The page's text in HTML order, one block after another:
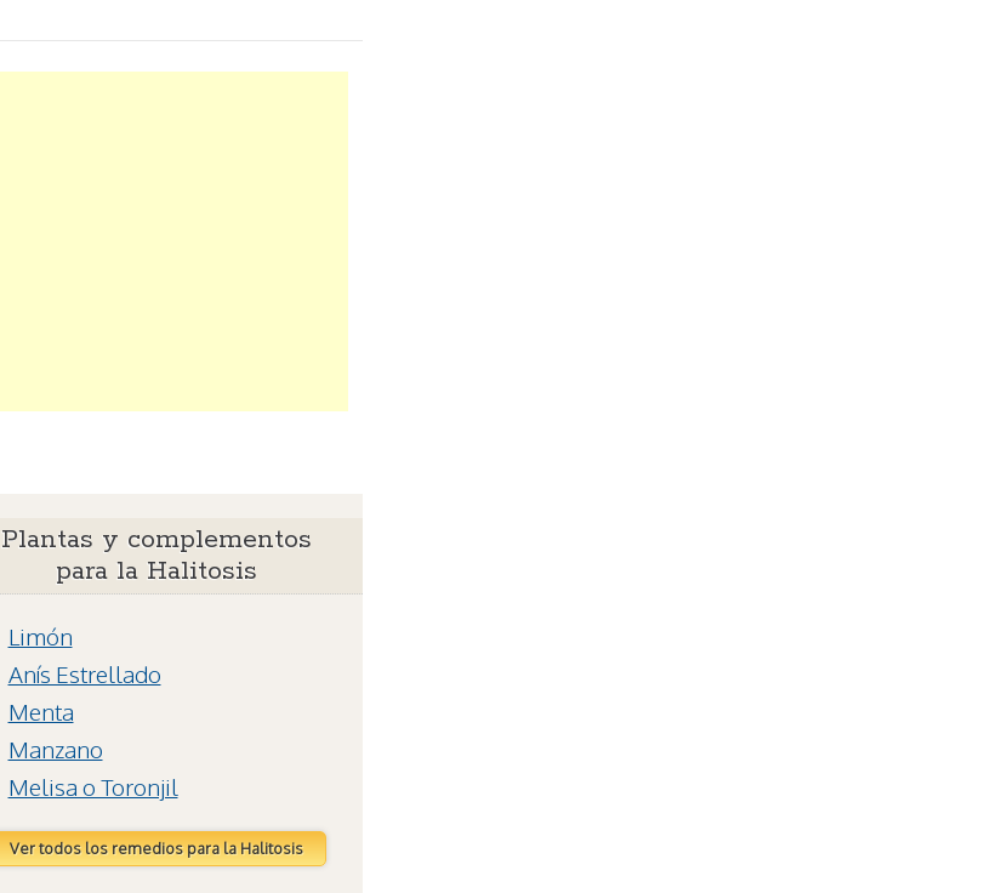
Plantas y complementos
para la Halitosis
Limón
Anís Estrellado
Menta
Manzano
Melisa o Toronjil
Ver todos los remedios para la Halitosis